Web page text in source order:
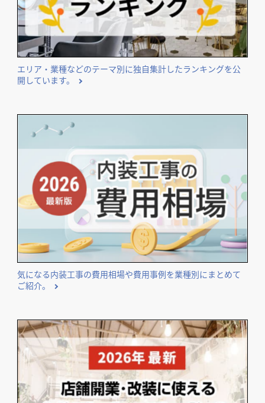
エリア・業種などのテーマ別に独自集計したランキングを公
開しています。
気になる内装工事の費用相場や費用事例を業種別にまとめて
ご紹介。